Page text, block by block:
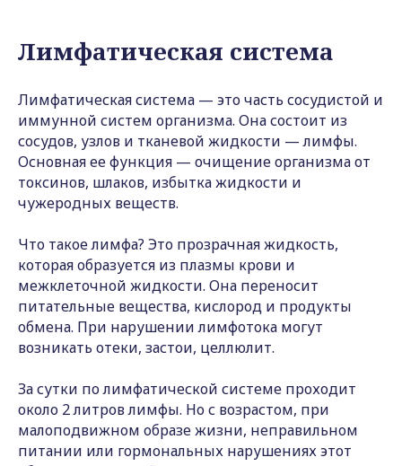
Лимфатическая система
Лимфатическая система — это часть сосудистой и
иммунной систем организма. Она состоит из
сосудов, узлов и тканевой жидкости — лимфы.
Основная ее функция — очищение организма от
токсинов, шлаков, избытка жидкости и
чужеродных веществ.
Что такое лимфа? Это прозрачная жидкость,
которая образуется из плазмы крови и
межклеточной жидкости. Она переносит
питательные вещества, кислород и продукты
обмена. При нарушении лимфотока могут
возникать отеки, застои, целлюлит.
За сутки по лимфатической системе проходит
около 2 литров лимфы. Но с возрастом, при
малоподвижном образе жизни, неправильном
питании или гормональных нарушениях этот